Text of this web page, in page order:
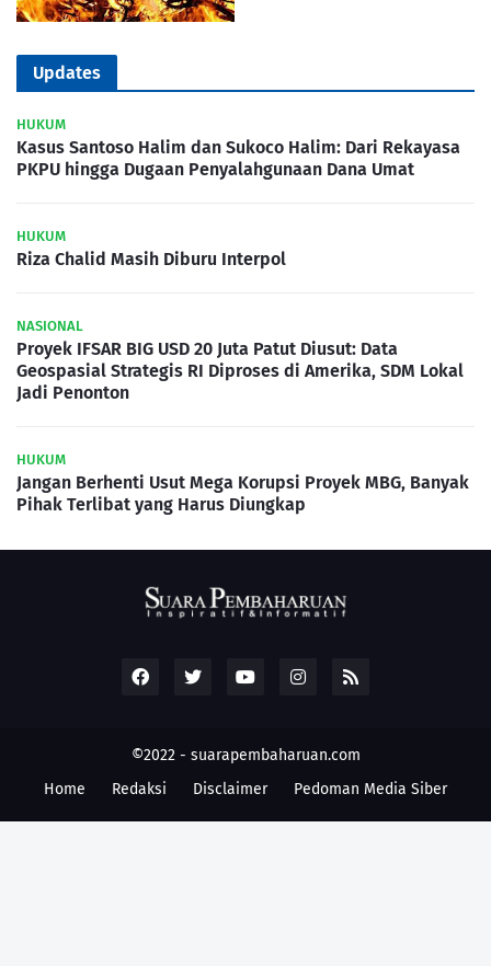
Updates
HUKUM
Kasus Santoso Halim dan Sukoco Halim: Dari Rekayasa
PKPU hingga Dugaan Penyalahgunaan Dana Umat
HUKUM
Riza Chalid Masih Diburu Interpol
NASIONAL
Proyek IFSAR BIG USD 20 Juta Patut Diusut: Data
Geospasial Strategis RI Diproses di Amerika, SDM Lokal
Jadi Penonton
HUKUM
Jangan Berhenti Usut Mega Korupsi Proyek MBG, Banyak
Pihak Terlibat yang Harus Diungkap
©2022 - suarapembaharuan.com
Home
Redaksi Disclaimer Pedoman Media Siber